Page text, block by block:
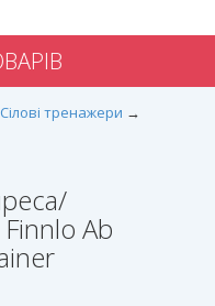
Сілові тренажери
Finnlo Ab